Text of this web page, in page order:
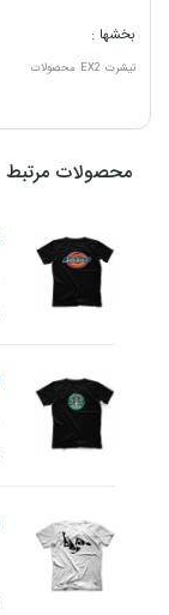
بخشها :
تیشرت EX2 محصولات
محصولات مرتبط